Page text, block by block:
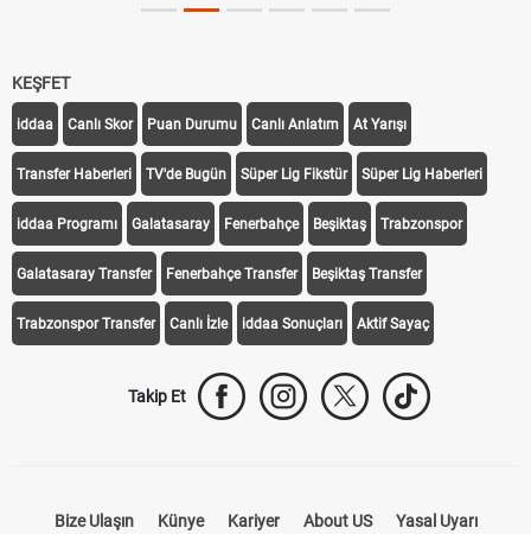
KEŞFET
iddaa Canlı Skor Puan Durumu Canlı Anlatım At Yarışı
Transfer Haberleri TV'de Bugün Süper Lig Fikstür Süper Lig Haberleri
iddaa Programı Galatasaray Fenerbahçe Beşiktaş Trabzonspor
Galatasaray Transfer Fenerbahçe Transfer Beşiktaş Transfer
Trabzonspor Transfer Canlı İzle iddaa Sonuçları Aktif Sayaç
Takip Et
Bize Ulaşın Künye Kariyer About US Yasal Uyarı